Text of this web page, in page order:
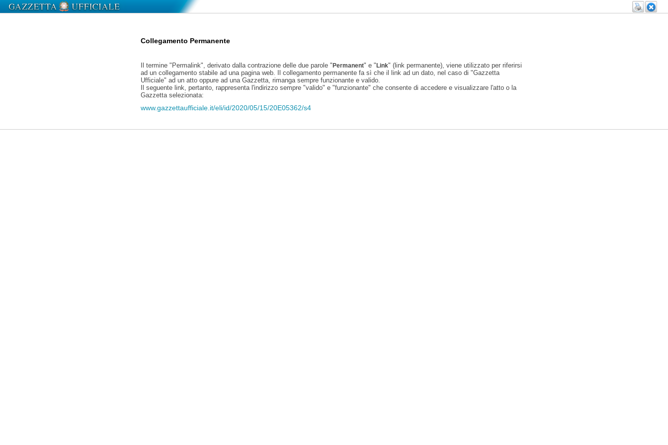
Collegamento Permanente
Il termine "Permalink", derivato dalla contrazione delle due parole "Permanent" e "Link" (link permanente), viene utilizzato per riferirsi
ad un collegamento stabile ad una pagina web. Il collegamento permanente fa sì che il link ad un dato, nel caso di "Gazzetta
Ufficiale" ad un atto oppure ad una Gazzetta, rimanga sempre funzionante e valido.
Il seguente link, pertanto, rappresenta l'indirizzo sempre "valido" e "funzionante" che consente di accedere e visualizzare l'atto o la
Gazzetta selezionata:
www.gazzettaufficiale.it/eli/id/2020/05/15/20E05362/s4